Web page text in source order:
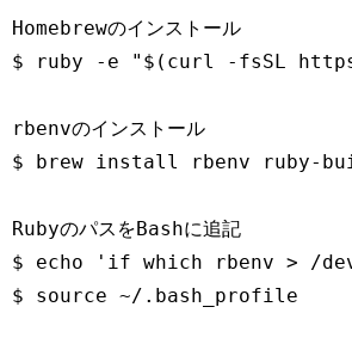
Homebrewのインストール
$ ruby -e "$(curl -fsSL
rbenvのインストール
$ brew install rbenv ruby-
RubyのパスをBashに追記
$ echo 'if which rbenv > /
$ source ~/.bash_profile